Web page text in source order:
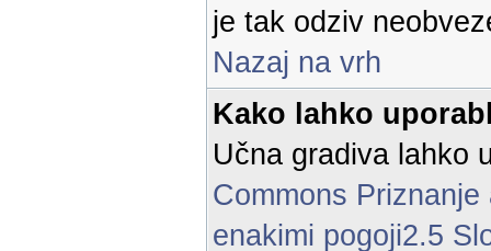
je tak odziv
Nazaj na vrh
Kako lahko
Učna gradiva lahko
Commons
enakimi pogoji2.5